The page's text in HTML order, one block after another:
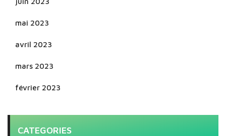
mai 2023
avril 2023
mars 2023
février 2023
CATEGORIES